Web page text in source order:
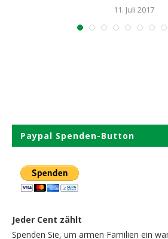
11. Juli 2017
Paypal Spenden-Button
Jeder Cent zählt
Spenden Sie, um armen Familien ein